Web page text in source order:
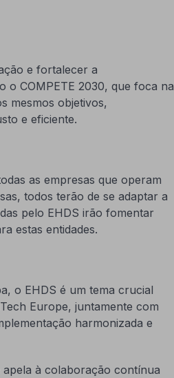
e fortalecer a
o COMPETE 2030, que foca na
mesmos objetivos,
e eficiente.
as empresas que operam
todos terão de se adaptar a
pelo EHDS irão fomentar
estas entidades.
o EHDS é um tema crucial
Europe, juntamente com
harmonizada e
à colaboração contínua